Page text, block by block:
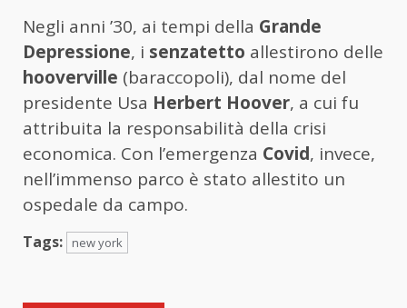
Negli anni ’30, ai tempi della Grande
Depressione, i senzatetto allestirono delle
hooverville (baraccopoli), dal nome del
presidente Usa Herbert Hoover, a cui fu
attribuita la responsabilità della crisi
economica. Con l’emergenza Covid, invece,
nell’immenso parco è stato allestito un
ospedale da campo.
Tags: new york